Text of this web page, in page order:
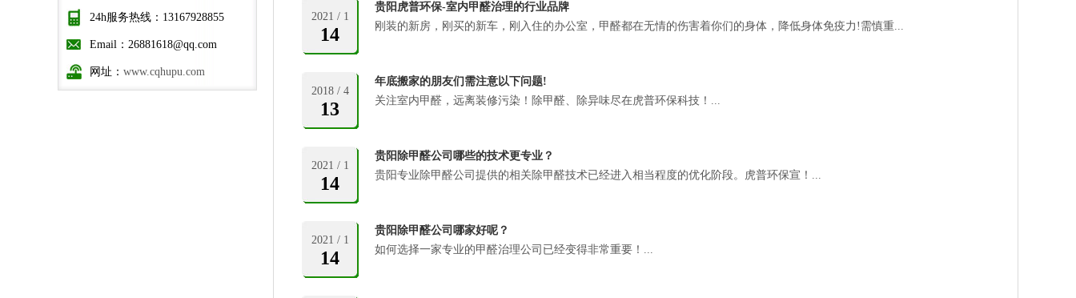
24h服务热线：13167928855
Email：26881618@qq.com
网址： www.cqhupu.com
2021 / 1
14
贵阳虎普环保-室内甲醛治理的行业品牌
刚装的新房，刚买的新车，刚入住的办公室，甲醛都在无情的伤害着你们的身体，降低身体免疫力!需慎重...
2018 / 4
13
年底搬家的朋友们需注意以下问题!
关注室内甲醛，远离装修污染！除甲醛、除异味尽在虎普环保科技！...
2021 / 1
14
贵阳除甲醛公司哪些的技术更专业？
贵阳专业除甲醛公司提供的相关除甲醛技术已经进入相当程度的优化阶段。虎普环保宣！...
2021 / 1
14
贵阳除甲醛公司哪家好呢？
如何选择一家专业的甲醛治理公司已经变得非常重要！...